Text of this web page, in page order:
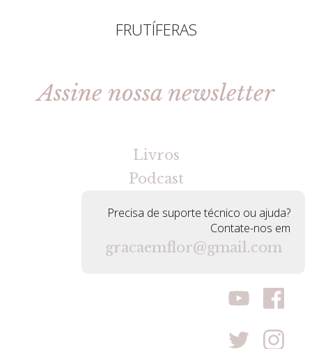
FRUTÍFERAS
Assine nossa newsletter
Livros
Podcast
Precisa de suporte técnico ou ajuda?
Contate-nos em
gracaemflor@gmail.com